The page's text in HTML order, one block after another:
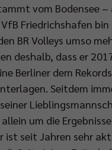
vom Bodensee –
Friedrichshafen bin
BR Volleys umso
deshalb, dass er
Berliner dem
Seitdem
allein um die
ist seit Jahren sehr